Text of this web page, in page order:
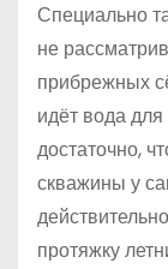
Специально
не
прибрежных
идёт вода
достаточно,
скважины у
протяжку